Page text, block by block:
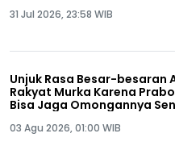
31 Jul 2026, 23:58 WIB
Unjuk Rasa Besar-besaran
Rakyat Murka Karena
Bisa Jaga Omongannya
03 Agu 2026, 01:00 WIB